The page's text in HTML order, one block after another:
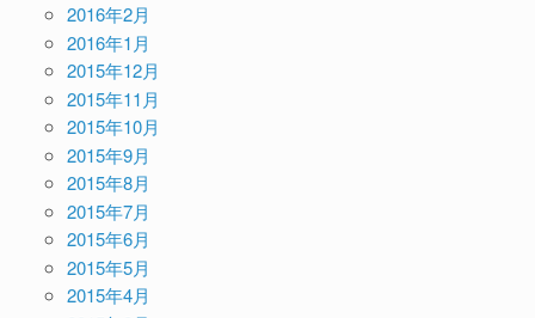
2016年2月
2016年1月
2015年12月
2015年11月
2015年10月
2015年9月
2015年8月
2015年7月
2015年6月
2015年5月
2015年4月